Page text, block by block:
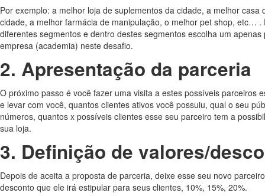
Por exemplo: a melhor loja de suplementos da cidade, a melhor casa
cidade, a melhor farmácia de manipulação, o melhor pet shop, etc… .
diferentes segmentos e dentro destes segmentos escolha um
empresa (academia) neste desafio.
2. Apresentação da parceria
O próximo passo é você fazer uma visita a estes possíveis parceiros
e levar com você, quantos clientes ativos você possuiu, qual o seu
números, quantos x possíveis clientes esse seu parceiro tem a
sua loja.
3. Definição de valores/
Depois de aceita a proposta de parceria, deixe esse seu novo
desconto que ele irá estipular para seus clientes, 10%, 15%, 20%.